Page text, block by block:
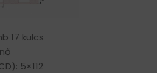
17 kulcs
5×112